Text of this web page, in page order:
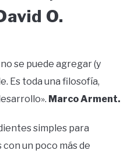
O.
se puede agregar (y
Es toda una filosofía,
Marco Arment.
simples para
un poco más de